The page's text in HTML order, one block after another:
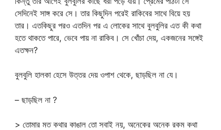
সেদিনেই সাঙ্গ করে সে। তার কিছুদিন পরেই রাকিবের সাথে বিয়ে হয়
তার। এতকিছুর পরও এতদিন পর এ লোকের সাথে বুলবুলির এত কী কথা
হতে থাকতে পারে, ভেবে পায় না রাকিব। সে খোঁচা দেয়, একজনের সঙ্গেই
এতক্ষন?
বুলবুলি হালকা হেসে উত্তর দেয় ওপাশ থেকে, ছাড়ছিল না যে।
– ছাড়ছিল না ?
> তোমার মত কথার কাঙাল তো সবাই নয়, অনেকের অনেক রকম কথা